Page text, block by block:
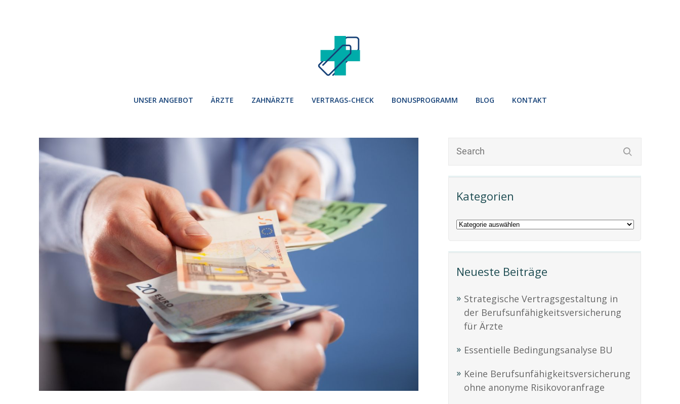
UNSER ANGEBOT ÄRZTE ZAHNÄRZTE VERTRAGS-CHECK BONUSPROGRAMM BLOG KONTAKT
Kategorien
Neueste Beiträge
Strategische Vertragsgestaltung in
der Berufsunfähigkeitsversicherung
für Ärzte
Essentielle Bedingungsanalyse BU
Keine Berufsunfähigkeitsversicherung
ohne anonyme Risikovoranfrage